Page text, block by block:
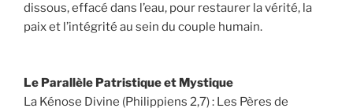
dissous, effacé dans l’eau, pour restaurer la vérité, la
paix et l’intégrité au sein du couple humain.
Le Parallèle Patristique et Mystique
La Kénose Divine (Philippiens 2,7) : Les Pères de